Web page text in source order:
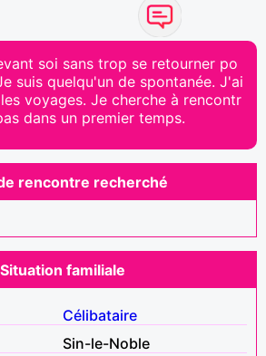
soi sans trop se retourner po
suis quelqu'un de spontanée. J'ai
voyages. Je cherche à rencontr
dans un premier temps.
rencontre recherché
Situation familiale
Célibataire
Sin-le-Noble